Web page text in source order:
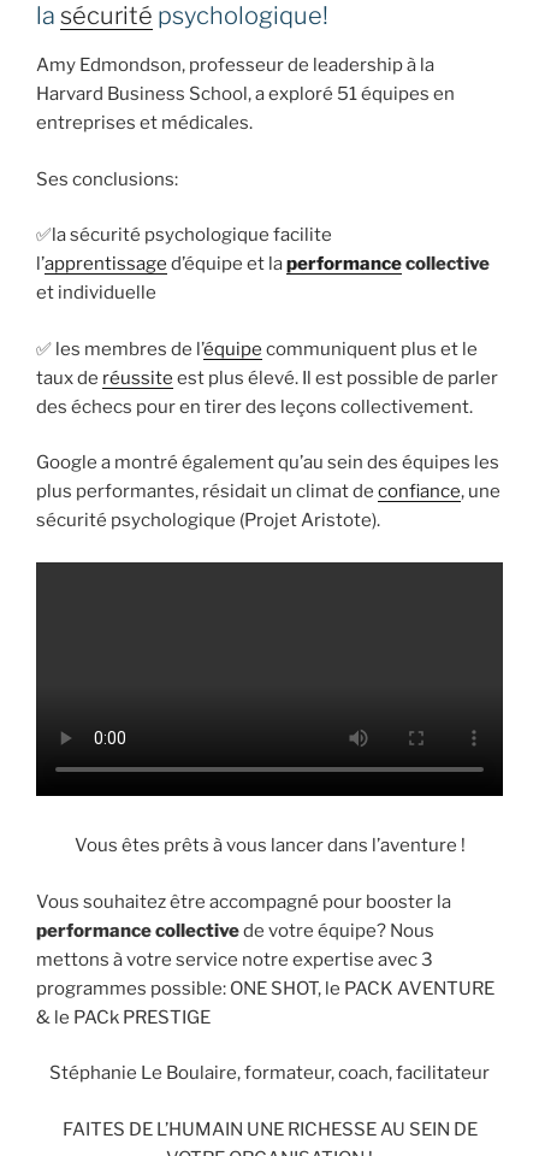
la sécurité psychologique!
Amy Edmondson, professeur de leadership à la
Harvard Business School, a exploré 51 équipes en
entreprises et médicales.
Ses conclusions:
✅la sécurité psychologique facilite
l’apprentissage d’équipe et laperformancecollective
et individuelle
✅ les membres de l’équipe communiquent plus et le
taux de réussite est plus élevé. Il est possible de parler
des échecs pour en tirer des leçons collectivement.
Google a montré également qu’au sein des équipes les
plus performantes, résidait un climat de confiance, une
sécurité psychologique (Projet Aristote).
Vous êtes prêts à vous lancer dans l’aventure !
Vous souhaitez être accompagné pour booster la
performance collectivede votre équipe? Nous
mettons à votre service notre expertise avec 3
programmes possible: ONE SHOT, le PACK AVENTURE
& le PACk PRESTIGE
Stéphanie Le Boulaire, formateur, coach, facilitateur
FAITES DE L’HUMAIN UNE RICHESSE AU SEIN DE